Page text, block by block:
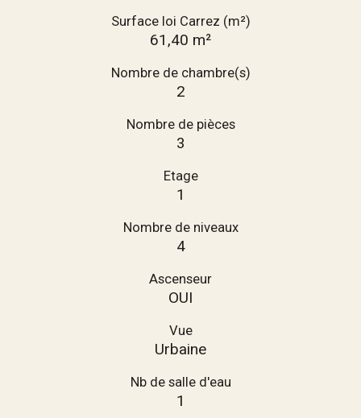
Surface loi Carrez (m²)
61,40 m²
Nombre de chambre(s)
2
Nombre de pièces
3
Etage
1
Nombre de niveaux
4
Ascenseur
OUI
Vue
Urbaine
Nb de salle d'eau
1